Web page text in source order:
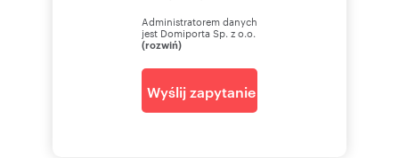
Administratorem danych
jest Domiporta Sp. z o.o.
(rozwiń)
Wyślij zapytanie